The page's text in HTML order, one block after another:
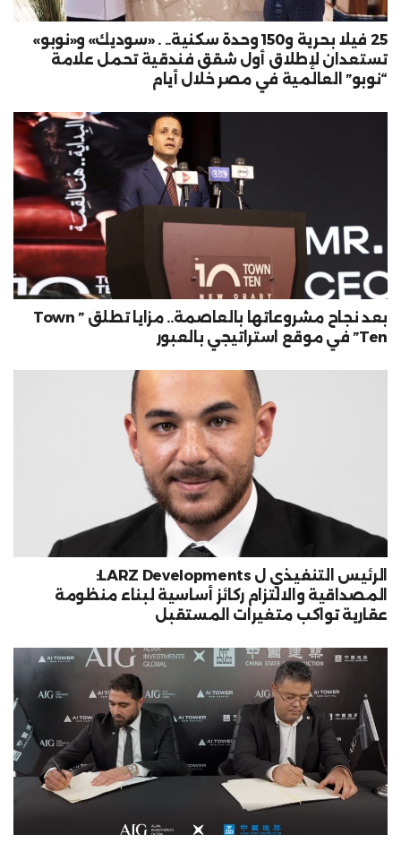
25 فيلا بحرية و150 وحدة سكنية.. . «سوديك» و«نوبو»
تستعدان لإطلاق أول شقق فندقية تحمل علامة
“نوبو” العالمية في مصر خلال أيام
بعد نجاح مشروعاتها بالعاصمة.. مزايا تطلق ” Town
Ten” في موقع استراتيجي بالعبور
الرئيس التنفيذي ل LARZ Developments:
المصداقية والالتزام ركائز أساسية لبناء منظومة
عقارية تواكب متغيرات المستقبل